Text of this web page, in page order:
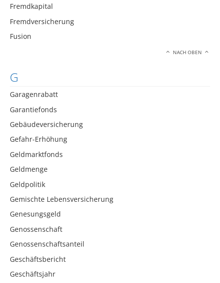
Fremdkapital
Fremdversicherung
Fusion
NACH OBEN
G
Garagenrabatt
Garantiefonds
Gebäudeversicherung
Gefahr-Erhöhung
Geldmarktfonds
Geldmenge
Geldpolitik
Gemischte Lebensversicherung
Genesungsgeld
Genossenschaft
Genossenschaftsanteil
Geschäftsbericht
Geschäftsjahr